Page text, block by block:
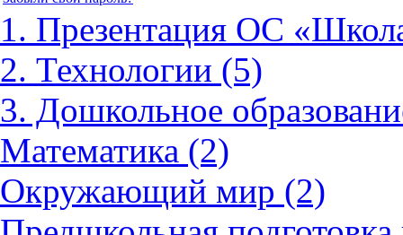
1. Презентация ОС
2. Технологии (5)
3. Дошкольное
Математика (2)
Окружающий мир (2)